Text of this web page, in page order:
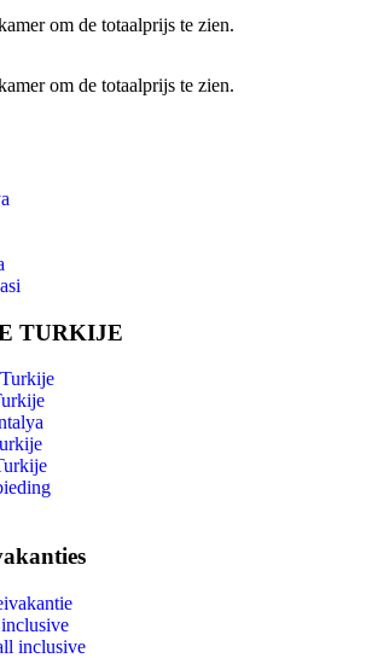
om de totaalprijs te zien.
om de totaalprijs te zien.
TURKIJE
inclusive